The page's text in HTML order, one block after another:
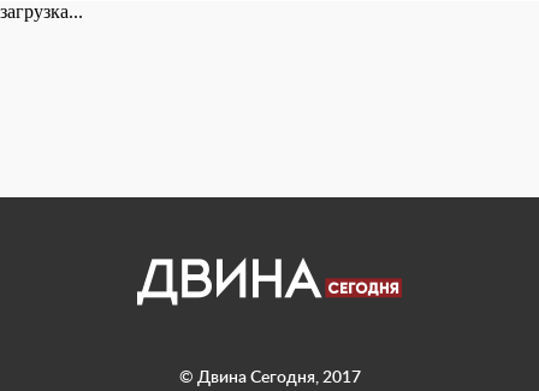
загрузка...
© Двина Сегодня, 2017